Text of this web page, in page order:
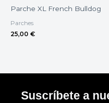
Parche XL French Bulldog
Parches
25,00 €
Suscríbete a